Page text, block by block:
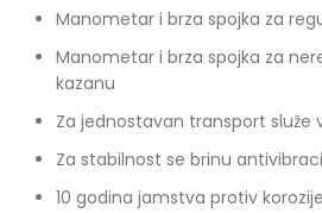
Manometar i brza spojka za
Manometar i brza spojka za
kazanu
Za jednostavan transport služe
Za stabilnost se brinu
10 godina jamstva protiv